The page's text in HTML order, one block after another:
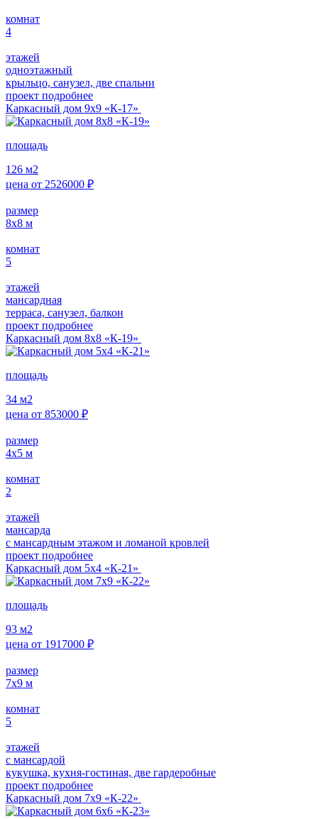
комнат
4
этажей
одноэтажный
крыльцо, санузел, две спальни
проект подробнее
Каркасный дом 9х9 «К-17»
площадь
126 м2
цена от 2526000 ₽
размер
8х8 м
комнат
5
этажей
мансардная
терраса, санузел, балкон
проект подробнее
Каркасный дом 8х8 «К-19»
площадь
34 м2
цена от 853000 ₽
размер
4х5 м
комнат
2
этажей
мансарда
с мансардным этажом и ломаной кровлей
проект подробнее
Каркасный дом 5х4 «К-21»
площадь
93 м2
цена от 1917000 ₽
размер
7х9 м
комнат
5
этажей
с мансардой
кукушка, кухня-гостиная, две гардеробные
проект подробнее
Каркасный дом 7х9 «К-22»